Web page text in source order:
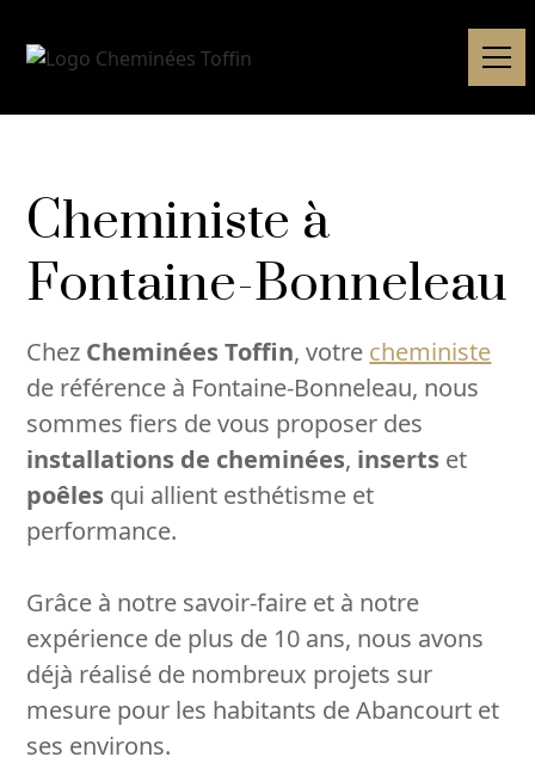
Cheministe à
Fontaine-Bonneleau
Chez Cheminées Toffin, votre cheministe
de référence à Fontaine-Bonneleau, nous
sommes fiers de vous proposer des
installations de cheminées, inserts et
poêles qui allient esthétisme et
performance.
Grâce à notre savoir-faire et à notre
expérience de plus de 10 ans, nous avons
déjà réalisé de nombreux projets sur
mesure pour les habitants de Abancourt et
ses environs.